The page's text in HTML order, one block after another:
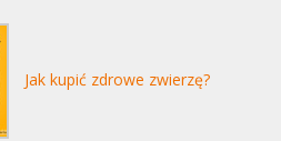
Jak kupić zdrowe zwierzę?